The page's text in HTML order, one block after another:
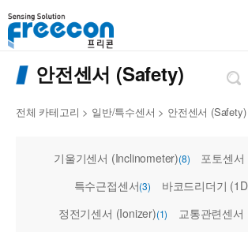
안전센서 (Safety)
전체 카테고리 > 일반/특수센서 > 안전센서 (Safety)
기울기센서 (Inclinometer)(8) 포토센서
특수근접센서(3) 바코드리더기
정전기센서 (Ionizer)(1) 교통관련센서